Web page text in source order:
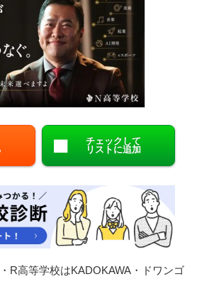
北海道・東北
北陸・甲信越
中国
閉じる
チェックして
リストに追加
R高等学校はKADOKAWA・ドワンゴ